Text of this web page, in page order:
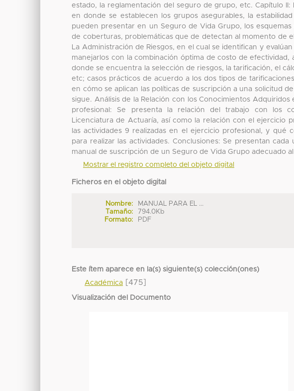
estado, la reglamentación del seguro de grupo, etc. Capítulo
en donde se establecen los grupos asegurables, la
pueden presentar en un Seguro de Vida Grupo, los
de coberturas, problemáticas que de detectan al momento de
La Administración de Riesgos, en el cual se identifican y
manejarlos con la combinación óptima de costo de efectividad,
donde se encuentra la selección de riesgos, la tarificación, el
etc; casos prácticos de acuerdo a los dos tipos de
en cómo se aplican las políticas de suscripción a una solicitud
sigue. Análisis de la Relación con los Conocimientos
profesional: Se presenta la relación del trabajo con los
Licenciatura de Actuaría, así como la relación con el ejercicio
las actividades 9 realizadas en el ejercicio profesional, y qué
para realizar las actividades. Conclusiones: Se presentan
manual de suscripción de un Seguro de Vida Grupo adecuado
Mostrar el registro completo del objeto digital
Ficheros en el objeto digital
Nombre:
MANUAL PARA EL ...
Tamaño:
794.0Kb
Formato:
PDF
Este ítem aparece en la(s) siguiente(s) colección(ones)
Académica [475]
Visualización del Documento